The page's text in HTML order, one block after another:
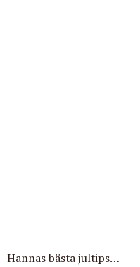
Hannas bästa jultips…